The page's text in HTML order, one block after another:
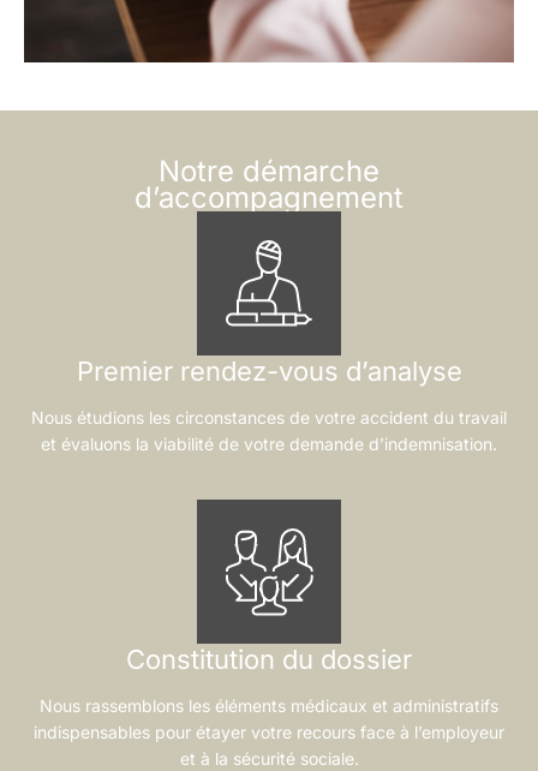
Notre démarche
d’accompagnement
Premier rendez-vous d’analyse
Nous étudions les circonstances de votre accident du travail
et évaluons la viabilité de votre demande d’indemnisation.
Constitution du dossier
Nous rassemblons les éléments médicaux et administratifs
indispensables pour étayer votre recours face à l’employeur
et à la sécurité sociale.